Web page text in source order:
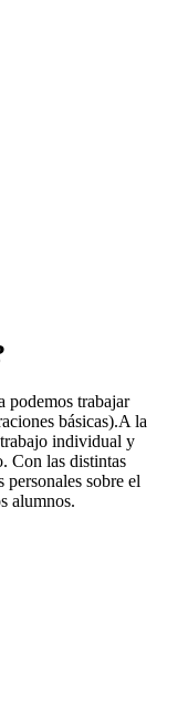
podemos trabajar
básicas).A la
individual y
Con las distintas
sobre el
alumnos.